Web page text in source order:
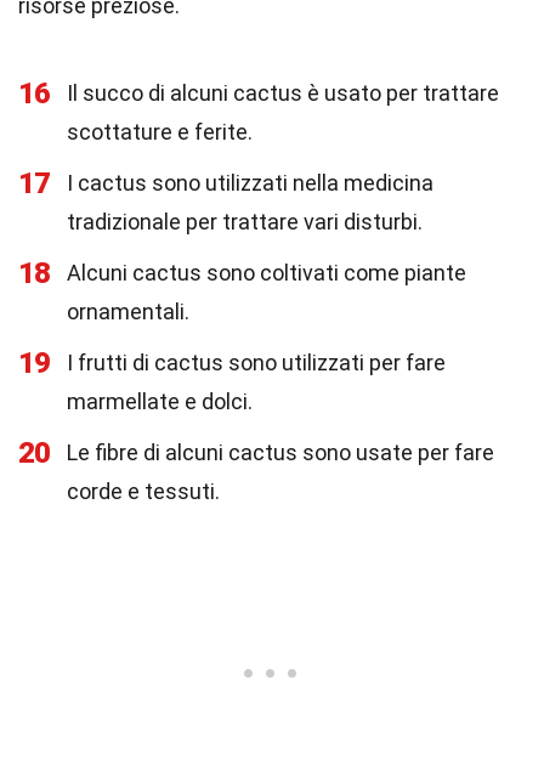
risorse preziose.
16
Il succo di alcuni cactus è usato per trattare
scottature e ferite.
17
I cactus sono utilizzati nella medicina
tradizionale per trattare vari disturbi.
18
Alcuni cactus sono coltivati come piante
ornamentali.
19
I frutti di cactus sono utilizzati per fare
marmellate e dolci.
20
Le fibre di alcuni cactus sono usate per fare
corde e tessuti.